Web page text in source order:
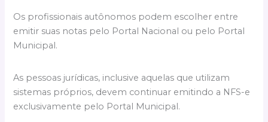
Os profissionais autônomos podem escolher entre
emitir suas notas pelo Portal Nacional ou pelo Portal
Municipal.
As pessoas jurídicas, inclusive aquelas que utilizam
sistemas próprios, devem continuar emitindo a NFS-e
exclusivamente pelo Portal Municipal.